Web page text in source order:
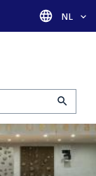
Taal
NL